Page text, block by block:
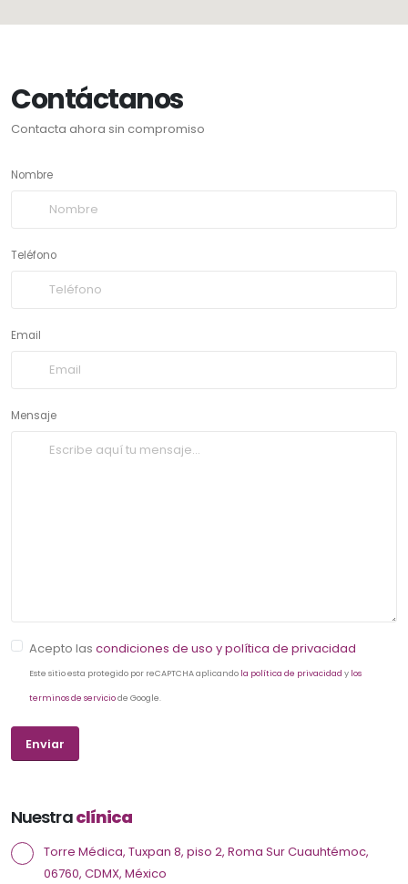
Contáctanos
Contacta ahora sin compromiso
Nombre
Teléfono
Email
Mensaje
Acepto las condiciones de uso y política de privacidad
Este sitio esta protegido por reCAPTCHA aplicando la política de privacidad y los
terminos de serviciode Google.
Nuestraclínica
Torre Médica, Tuxpan 8, piso 2, Roma Sur Cuauhtémoc,
06760, CDMX, México